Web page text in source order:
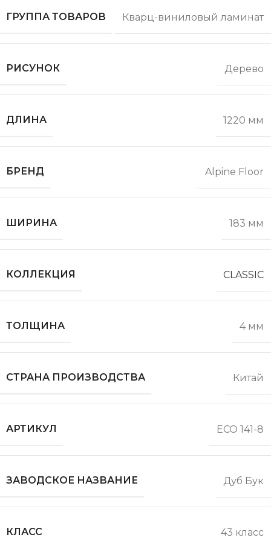
ГРУППА ТОВАРОВ
Кварц-виниловый ламинат
РИСУНОК Дерево
ДЛИНА 1220 мм
БРЕНД Alpine Floor
ШИРИНА 183 мм
КОЛЛЕКЦИЯ CLASSIC
ТОЛЩИНА 4 мм
СТРАНА ПРОИЗВОДСТВА Китай
АРТИКУЛ ECO 141-8
ЗАВОДСКОЕ НАЗВАНИЕ Дуб Бук
КЛАСС 43 класс